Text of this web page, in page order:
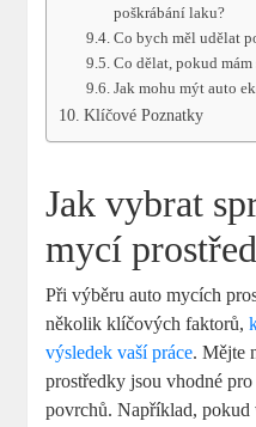
poškrábání laku?
Co bych měl udělat
Co dělat, pokud
Jak mohu mýt auto
Klíčové Poznatky
Jak vybrat
mycí
Při výběru auto mycích
několik klíčových faktorů,
výsledek vaší práce. Mějte
prostředky jsou vhodné
povrchů. Například, pokud